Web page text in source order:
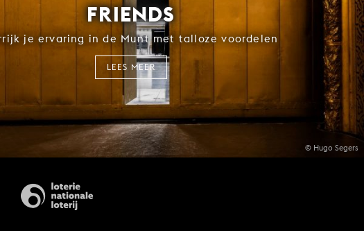
© Hugo Segers
FRIENDS
je ervaring in de Munt met talloze voordelen
LEES MEER